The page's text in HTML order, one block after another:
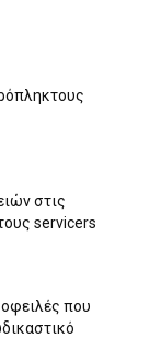
στις
servicers
που